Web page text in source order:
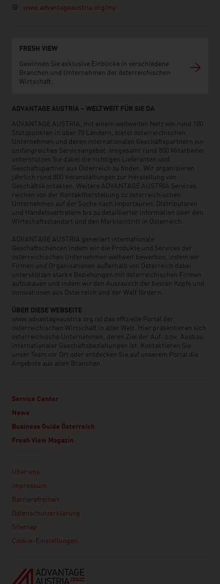
www.advantageaustria.org/my
FRESH VIEW
Gewinnen Sie exklusive Einblicke in verschiedene
Branchen und Unternehmen der österreichischen
Wirtschaft.
ADVANTAGE AUSTRIA – WELTWEIT FÜR SIE DA
ADVANTAGE AUSTRIA, mit einem weltweiten Netz von rund 100
Stützpunkten in über 70 Ländern, bietet österreichischen
Unternehmen und deren internationalen Geschäftspartnern ein
umfangreiches Serviceangebot. Insgesamt rund 800 Mitarbeiter
unterstützen Sie dabei die richtigen Lieferanten und
Geschäftspartner aus Österreich zu finden. Wir organisieren
jährlich rund 800 Veranstaltungen zur Herstellung von
Geschäftskontakten. Weitere ADVANTAGE AUSTRIA Services
reichen von der Kontaktherstellung zu österreichischen
Unternehmen auf der Suche nach Importeuren, Distributoren
und Handelsvertretern bis zu detaillierter Information über den
Wirtschaftsstandort und den Markteintritt in Österreich.
ADVANTAGE AUSTRIA generiert internationale
Geschäftschancen indem wir die Produkte und Services der
österreichischen Unternehmen weltweit bewerben, indem wir
Firmen und Organisationen außerhalb von Österreich dabei
unterstützen starke Beziehungen mit österreichischen Firmen
aufzubauen und indem wir den Austausch der besten Köpfe und
Innovationen aus Österreich und der Welt fördern.
ÜBER DIESE WEBSEITE
www.advantageaustria.org ist das offizielle Portal der
österreichischen Wirtschaft in aller Welt. Hier präsentieren sich
österreichische Unternehmen, deren Ziel der Auf- bzw. Ausbau
internationaler Geschäftsbeziehungen ist. Kontaktieren Sie
unser Team vor Ort oder entdecken Sie auf unserem Portal die
Angebote aus allen Branchen.
Service Center
News
Business Guide Österreich
Fresh View Magazin
Über uns
Impressum
Barrierefreiheit
Datenschutzerklärung
Sitemap
Cookie-Einstellungen